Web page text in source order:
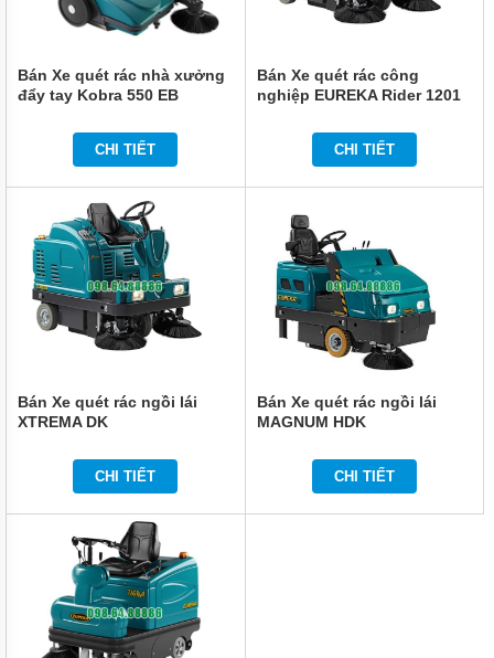
PHÒNG
NINH
THIẾT
CÔNG
NGHIỆP
MÁY
BƠM
CÔNG
NGHIỆP
THIỆU
SẢN
PHẨM
Bán Xe quét rác nhà xưởng
đẩy tay Kobra 550 EB
CHI TIẾT
Bán Xe quét rác công
nghiệp EUREKA Rider 1201
CHI TIẾT
Bán Xe quét rác ngồi lái
XTREMA DK
CHI TIẾT
Bán Xe quét rác ngồi lái
MAGNUM HDK
CHI TIẾT